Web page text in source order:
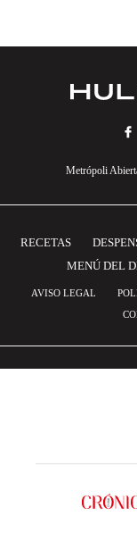
Metrópoli
RECETAS
MENÚ DEL
AVISO LEGAL